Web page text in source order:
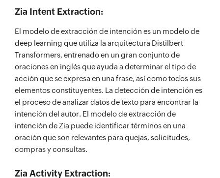
Zia Intent Extraction:
El modelo de extracción de intención es un modelo de
deep learning que utiliza la arquitectura Distilbert
Transformers, entrenado en un gran conjunto de
oraciones en inglés que ayuda a determinar el tipo de
acción que se expresa en una frase, así como todos sus
elementos constituyentes. La detección de intención es
el proceso de analizar datos de texto para encontrar la
intención del autor. El modelo de extracción de
intención de Zia puede identificar términos en una
oración que son relevantes para quejas, solicitudes,
compras y consultas.
Zia Activity Extraction: